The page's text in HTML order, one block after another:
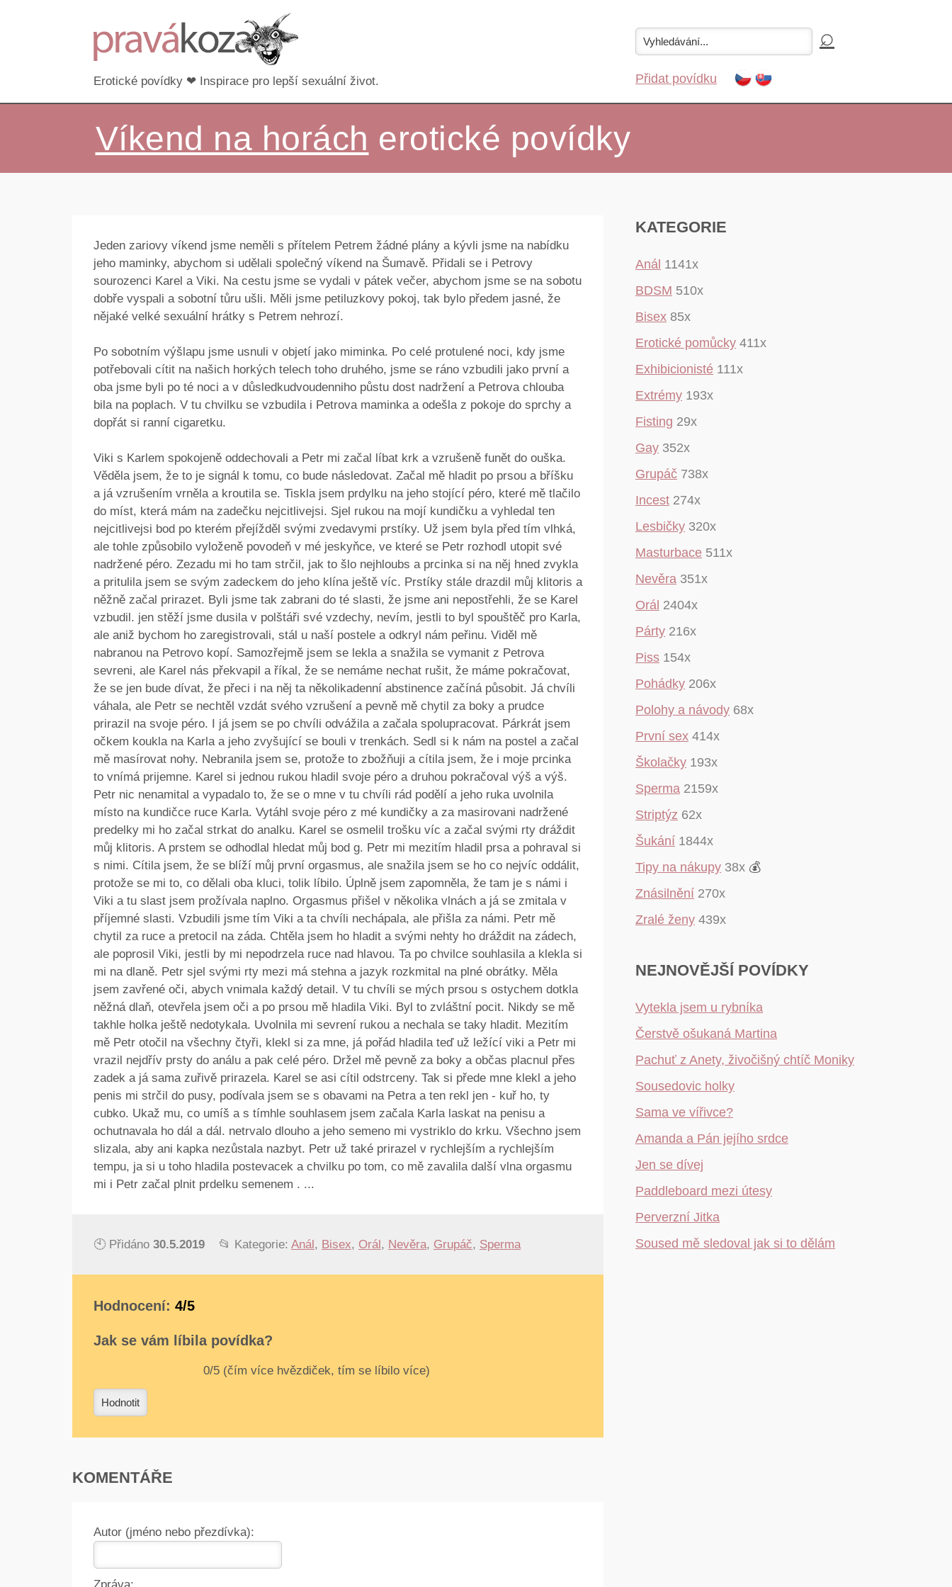
Erotické povídky ❤ Inspirace pro lepší sexuální život. Přidat povídku
Víkend na horách erotické povídky
Jeden zariovy víkend jsme neměli s přítelem Petrem žádné plány a kývli jsme na nabídku
jeho maminky, abychom si udělali společný víkend na Šumavě. Přidali se i Petrovy
sourozenci Karel a Viki. Na cestu jsme se vydali v pátek večer, abychom jsme se na sobotu
dobře vyspali a sobotní tůru ušli. Měli jsme petiluzkovy pokoj, tak bylo předem jasné, že
nějaké velké sexuální hrátky s Petrem nehrozí.
Po sobotním výšlapu jsme usnuli v objetí jako miminka. Po celé protulené noci, kdy jsme
potřebovali cítit na našich horkých telech toho druhého, jsme se ráno vzbudili jako první a
oba jsme byli po té noci a v důsledkudvoudenniho půstu dost nadržení a Petrova chlouba
bila na poplach. V tu chvilku se vzbudila i Petrova maminka a odešla z pokoje do sprchy a
dopřát si ranní cigaretku.
Viki s Karlem spokojeně oddechovali a Petr mi začal líbat krk a vzrušeně funět do ouška.
Věděla jsem, že to je signál k tomu, co bude následovat. Začal mě hladit po prsou a bříšku
a já vzrušením vrněla a kroutila se. Tiskla jsem prdylku na jeho stojící péro, které mě tlačilo
do míst, která mám na zadečku nejcitlivejsi. Sjel rukou na mojí kundičku a vyhledal ten
nejcitlivejsi bod po kterém přejížděl svými zvedavymi prstíky. Už jsem byla před tím vlhká,
ale tohle způsobilo vyloženě povodeň v mé jeskyňce, ve které se Petr rozhodl utopit své
nadržené péro. Zezadu mi ho tam strčil, jak to šlo nejhloubs a prcinka si na něj hned zvykla
a pritulila jsem se svým zadeckem do jeho klína ještě víc. Prstíky stále drazdil můj klitoris a
něžně začal prirazet. Byli jsme tak zabrani do té slasti, že jsme ani nepostřehli, že se Karel
vzbudil. jen stěží jsme dusila v polštáři své vzdechy, nevím, jestli to byl spouštěč pro Karla,
ale aniž bychom ho zaregistrovali, stál u naší postele a odkryl nám peřinu. Viděl mě
nabranou na Petrovo kopí. Samozřejmě jsem se lekla a snažila se vymanit z Petrova
sevreni, ale Karel nás překvapil a říkal, že se nemáme nechat rušit, že máme pokračovat,
že se jen bude dívat, že přeci i na něj ta několikadenní abstinence začíná působit. Já chvíli
váhala, ale Petr se nechtěl vzdát svého vzrušení a pevně mě chytil za boky a prudce
prirazil na svoje péro. I já jsem se po chvíli odvážila a začala spolupracovat. Párkrát jsem
očkem koukla na Karla a jeho zvyšující se bouli v trenkách. Sedl si k nám na postel a začal
mě masírovat nohy. Nebranila jsem se, protože to zbožňuji a cítila jsem, že i moje prcinka
to vnímá prijemne. Karel si jednou rukou hladil svoje péro a druhou pokračoval výš a výš.
Petr nic nenamital a vypadalo to, že se o mne v tu chvíli rád podělí a jeho ruka uvolnila
místo na kundičce ruce Karla. Vytáhl svoje péro z mé kundičky a za masirovani nadržené
predelky mi ho začal strkat do analku. Karel se osmelil trošku víc a začal svými rty dráždit
můj klitoris. A prstem se odhodlal hledat můj bod g. Petr mi mezitím hladil prsa a pohraval si
s nimi. Cítila jsem, že se blíží můj první orgasmus, ale snažila jsem se ho co nejvíc oddálit,
protože se mi to, co dělali oba kluci, tolik líbilo. Úplně jsem zapomněla, že tam je s námi i
Viki a tu slast jsem prožívala naplno. Orgasmus přišel v několika vlnách a já se zmitala v
příjemné slasti. Vzbudili jsme tím Viki a ta chvíli nechápala, ale přišla za námi. Petr mě
chytil za ruce a pretocil na záda. Chtěla jsem ho hladit a svými nehty ho dráždit na zádech,
ale poprosil Viki, jestli by mi nepodrzela ruce nad hlavou. Ta po chvilce souhlasila a klekla si
mi na dlaně. Petr sjel svými rty mezi má stehna a jazyk rozkmital na plné obrátky. Měla
jsem zavřené oči, abych vnimala každý detail. V tu chvíli se mých prsou s ostychem dotkla
něžná dlaň, otevřela jsem oči a po prsou mě hladila Viki. Byl to zvláštní pocit. Nikdy se mě
takhle holka ještě nedotykala. Uvolnila mi sevrení rukou a nechala se taky hladit. Mezitím
mě Petr otočil na všechny čtyři, klekl si za mne, já pořád hladila teď už ležící viki a Petr mi
vrazil nejdřív prsty do análu a pak celé péro. Držel mě pevně za boky a občas placnul přes
zadek a já sama zuřivě prirazela. Karel se asi cítil odstrceny. Tak si přede mne klekl a jeho
penis mi strčil do pusy, podívala jsem se s obavami na Petra a ten rekl jen - kuř ho, ty
cubko. Ukaž mu, co umíš a s tímhle souhlasem jsem začala Karla laskat na penisu a
ochutnavala ho dál a dál. netrvalo dlouho a jeho semeno mi vystriklo do krku. Všechno jsem
slizala, aby ani kapka nezůstala nazbyt. Petr už také prirazel v rychlejším a rychlejším
tempu, ja si u toho hladila postevacek a chvilku po tom, co mě zavalila další vlna orgasmu
mi i Petr začal plnit prdelku semenem . ...
🕙 Přidáno 30.5.2019 📂 Kategorie: Anál, Bisex, Orál, Nevěra, Grupáč, Sperma
Hodnocení: 4/5
Jak se vám líbila povídka?
Hodnotit
KOMENTÁŘE
Autor (jméno nebo přezdívka):
KATEGORIE
Anál 1141x
BDSM 510x
Bisex 85x
Erotické pomůcky 411x
Exhibicionisté 111x
Extrémy 193x
Fisting 29x
Gay 352x
Grupáč 738x
Incest 274x
Lesbičky 320x
Masturbace 511x
Nevěra 351x
Orál 2404x
Párty 216x
Piss 154x
Pohádky 206x
Polohy a návody 68x
První sex 414x
Školačky 193x
Sperma 2159x
Striptýz 62x
Šukání 1844x
Tipy na nákupy 38x 💰
Znásilnění 270x
Zralé ženy 439x
NEJNOVĚJŠÍ POVÍDKY
Vytekla jsem u rybníka
Čerstvě ošukaná Martina
Pachuť z Anety, živočišný chtíč Moniky
Sousedovic holky
Sama ve vířivce?
Amanda a Pán jejího srdce
Jen se dívej
Paddleboard mezi útesy
Perverzní Jitka
Soused mě sledoval jak si to dělám